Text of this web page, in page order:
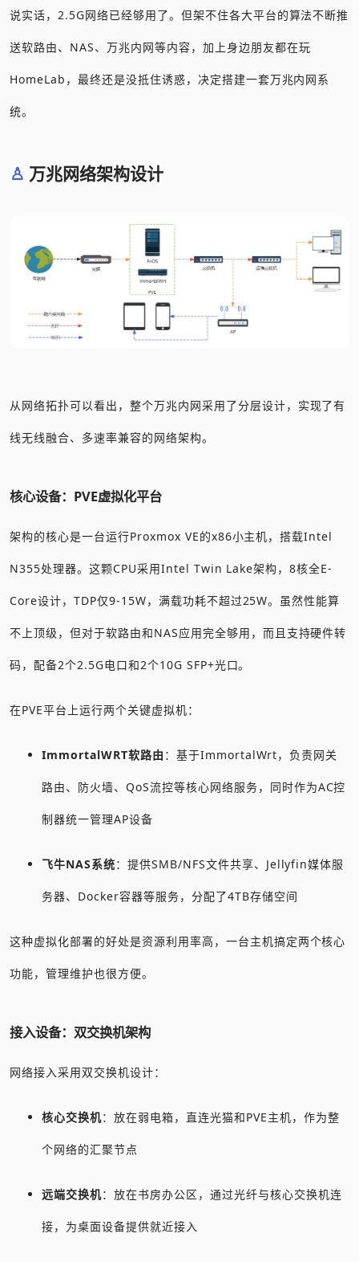
说实话，2.5G网络已经够用了。但架不住各大平台的算法不断推
送软路由、NAS、万兆内网等内容，加上身边朋友都在玩
HomeLab，最终还是没抵住诱惑，决定搭建一套万兆内网系
统。
万兆网络架构设计
从网络拓扑可以看出，整个万兆内网采用了分层设计，实现了有
线无线融合、多速率兼容的网络架构。
核心设备：PVE虚拟化平台
架构的核心是一台运行Proxmox VE的x86小主机，搭载Intel
N355处理器。这颗CPU采用Intel Twin Lake架构，8核全E-
Core设计，TDP仅9-15W，满载功耗不超过25W。虽然性能算
不上顶级，但对于软路由和NAS应用完全够用，而且支持硬件转
码，配备2个2.5G电口和2个10G SFP+光口。
在PVE平台上运行两个关键虚拟机：
ImmortalWRT软路由 ：基于ImmortalWrt，负责网关
路由、防火墙、QoS流控等核心网络服务，同时作为AC控
制器统一管理AP设备
飞牛NAS系统：提供SMB/NFS文件共享、Jellyfin媒体服
务器、Docker容器等服务，分配了4TB存储空间
这种虚拟化部署的好处是资源利用率高，一台主机搞定两个核心
功能，管理维护也很方便。
接入设备：双交换机架构
网络接入采用双交换机设计：
核心交换机：放在弱电箱，直连光猫和PVE主机，作为整
个网络的汇聚节点
远端交换机：放在书房办公区，通过光纤与核心交换机连
接，为桌面设备提供就近接入